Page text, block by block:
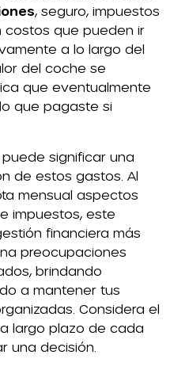
, seguro, impuestos
costos que pueden ir
a lo largo del
del coche se
que eventualmente
que pagaste si
significar una
de estos gastos. Al
mensual aspectos
impuestos, este
financiera más
preocupaciones
brindando
a mantener tus
Considera el
a largo plazo de cada
una decisión.